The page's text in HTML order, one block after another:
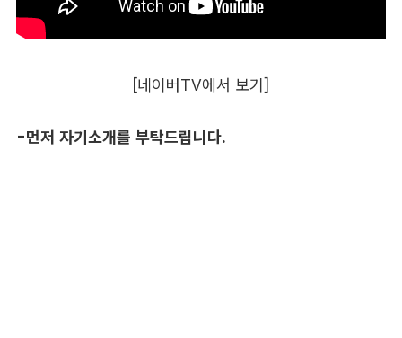
[네이버TV에서 보기]
-먼저 자기소개를 부탁드립니다.